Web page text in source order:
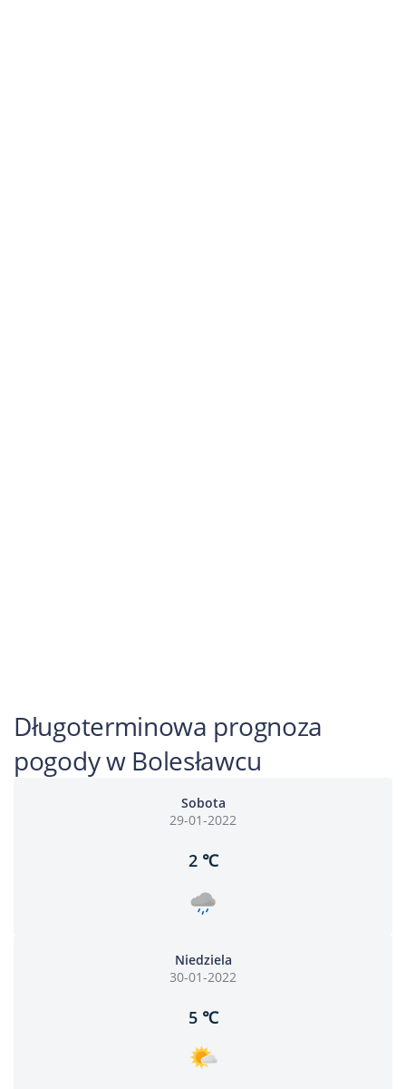
Długoterminowa prognoza
pogody w Bolesławcu
Sobota
29-01-2022
2 ℃
Niedziela
30-01-2022
5 ℃